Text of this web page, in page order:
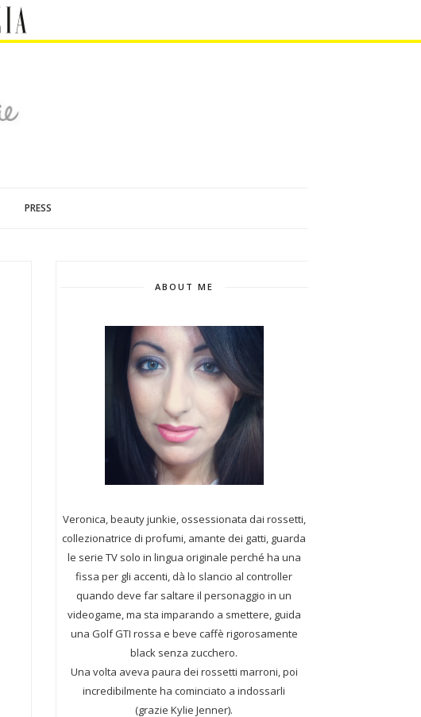
PRESS
ABOUT ME
Veronica, beauty junkie, ossessionata dai rossetti,
collezionatrice di profumi, amante dei gatti, guarda
le serie TV solo in lingua originale perché ha una
fissa per gli accenti, dà lo slancio al controller
quando deve far saltare il personaggio in un
videogame, ma sta imparando a smettere, guida
una Golf GTI rossa e beve caffè rigorosamente
black senza zucchero.
Una volta aveva paura dei rossetti marroni, poi
incredibilmente ha cominciato a indossarli
(grazie Kylie Jenner).